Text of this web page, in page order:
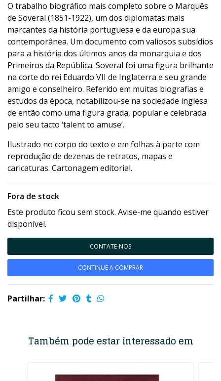
O trabalho biográfico mais completo sobre o Marquês
de Soveral (1851-1922), um dos diplomatas mais
marcantes da história portuguesa e da europa sua
contemporânea. Um documento com valiosos subsídios
para a história dos últimos anos da monarquia e dos
Primeiros da República. Soveral foi uma figura brilhante
na corte do rei Eduardo VII de Inglaterra e seu grande
amigo e conselheiro. Referido em muitas biografias e
estudos da época, notabilizou-se na sociedade inglesa
de então como uma figura grada, popular e celebrada
pelo seu tacto ‘talent to amuse’.
Ilustrado no corpo do texto e em folhas à parte com
reprodução de dezenas de retratos, mapas e
caricaturas. Cartonagem editorial.
Fora de stock
Este produto ficou sem stock. Avise-me quando estiver
disponível.
CONTATE-NOS
CONTINUE A COMPRAR
Partilhar:
Também pode estar interessado em